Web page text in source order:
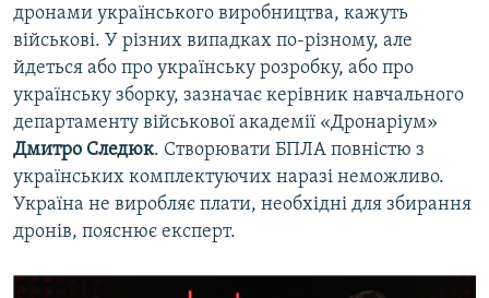
дронами українського виробництва, кажуть
військові. У різних випадках по-різному, але
йдеться або про українську розробку, або про
українську зборку, зазначає керівник навчального
департаменту військової академії «Дронаріум»
Дмитро Следюк. Створювати БПЛА повністю з
українських комплектуючих наразі неможливо.
Україна не виробляє плати, необхідні для збирання
дронів, пояснює експерт.